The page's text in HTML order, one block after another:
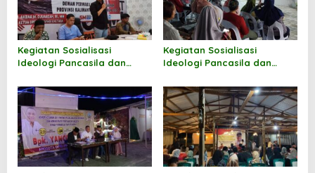
Kegiatan Sosialisasi
Ideologi Pancasila dan
Andi M Akbar
Kegiatan Sosialisasi
Ideologi Pancasila dan
Norhayati Andris